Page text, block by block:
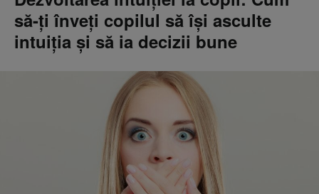
să-ți înveți copilul să își asculte
intuiția și să ia decizii bune